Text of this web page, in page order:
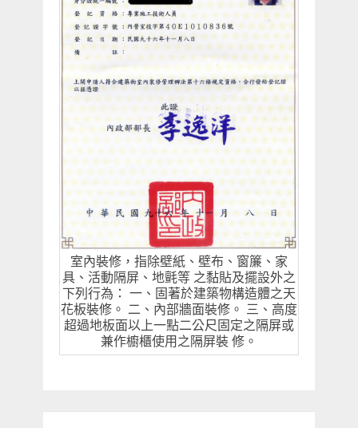
室內裝修，指除壁紙、壁布、窗簾、家
具、活動隔屏、地氈等 之黏貼及擺設外之
下列行為： 一、固著於建築物構造體之天
花板裝修。 二、內部牆面裝修。 三、高度
超過地板面以上一點二公尺固定之隔屏或
兼作櫥櫃使用之隔屏裝 修。